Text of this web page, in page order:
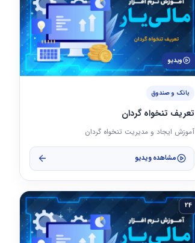
ویدیو
بانک و صندوق
تعریف تنخواه گردان
آموزش ایجاد و مدیریت تنخواه گردان
مشاهده ویدیو
24